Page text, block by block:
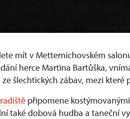
mít v Metternichovském
herce Martina Bartůška,
šlechtických zábav, mezi
připomene
také dobová hudba a taneční